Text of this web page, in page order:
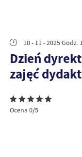
10 - 11 - 2025 Godz.
Dzień
zajęć
Ocena 0/5